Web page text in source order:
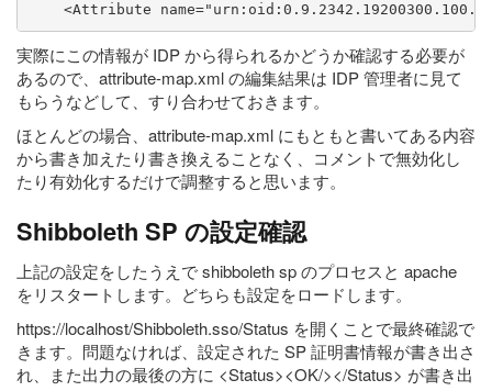
<Attribute
実際にこの情報が IDP から得られるかどうか確認する必要が
あるので、attribute-map.xml の編集結果は IDP 管理者に見て
もらうなどして、すり合わせておきます。
ほとんどの場合、attribute-map.xml にもともと書いてある内容
から書き加えたり書き換えることなく、コメントで無効化し
たり有効化するだけで調整すると思います。
Shibboleth SP の設定確認
上記の設定をしたうえで shibboleth sp のプロセスと apache
をリスタートします。どちらも設定をロードします。
https://localhost/Shibboleth.sso/Status を開くことで最終確認で
きます。問題なければ、設定された SP 証明書情報が書き出さ
れ、また出力の最後の方に <Status><OK/></Status> が書き出